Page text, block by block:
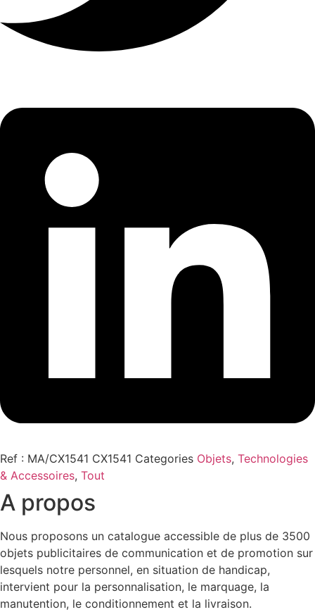
Ref : MA/CX1541 CX1541 Categories Objets, Technologies
& Accessoires, Tout
A propos
Nous proposons un catalogue accessible de plus de 3500
objets publicitaires de communication et de promotion sur
lesquels notre personnel, en situation de handicap,
intervient pour la personnalisation, le marquage, la
manutention, le conditionnement et la livraison.